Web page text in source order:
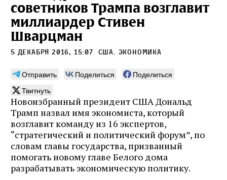
советников Трампа возглавит
миллиардер Стивен
Шварцман
5 декабря 2016, 15:07 сша, экономика
Отправить Поделиться
Поделиться
Твитнуть
Новоизбранный президент США Дональд
Трамп назвал имя экономиста, который
возглавит команду из 16 экспертов,
“стратегический и политический форум”, по
словам главы государства, призванный
помогать новому главе Белого дома
разрабатывать экономическую политику.